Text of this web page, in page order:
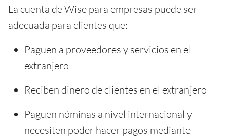
La cuenta de Wise para empresas puede ser
adecuada para clientes que:
Paguen a proveedores y servicios en el
extranjero
Reciben dinero de clientes en el extranjero
Paguen nóminas a nivel internacional y
necesiten poder hacer pagos mediante